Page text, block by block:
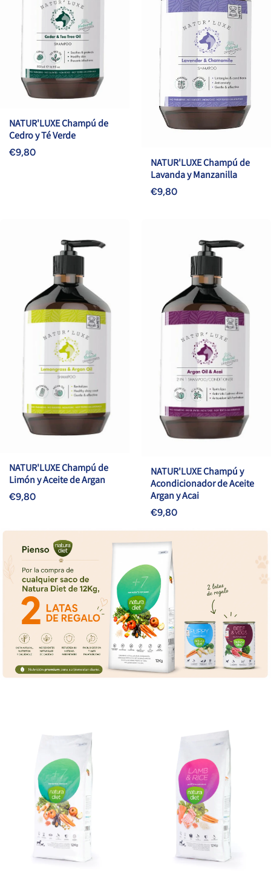
NATUR'LUXE Champú de
Cedro y Té Verde
€9,80
NATUR'LUXE Champú de
Lavanda y Manzanilla
€9,80
NATUR'LUXE Champú de
Limón y Aceite de Argan
€9,80
NATUR'LUXE Champú y
Acondicionador de Aceite
Argan y Acai
€9,80